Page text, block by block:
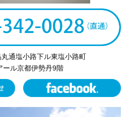
通塩小路下ル東塩小路町
ール京都伊勢丹9階